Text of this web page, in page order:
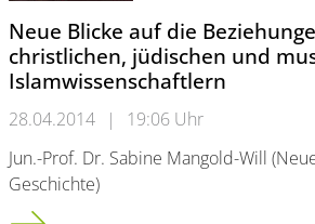
Neue Blicke auf die
christlichen, jüdischen und
Islamwissenschaftlern
28.04.2014 |
19:06 Uhr
Jun.-Prof. Dr. Sabine Mangold-Will
Geschichte)
Neue Blicke auf die Beziehungen